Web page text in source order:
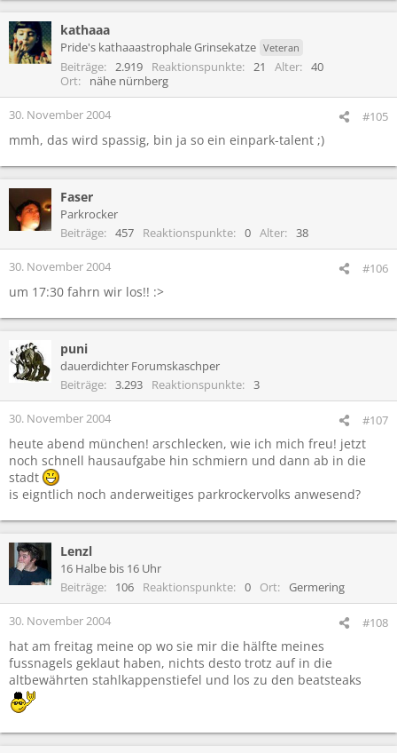
kathaaa
Pride's kathaaastrophale Grinsekatze Veteran
Beiträge 2.919 Reaktionspunkte 21 Alter
40
Ort
nähe nürnberg
30. November 2004 #105
mmh, das wird spassig, bin ja so ein einpark-talent ;)
Faser
Parkrocker
Beiträge
457 Reaktionspunkte 0 Alter 38
30. November 2004 #106
um 17:30 fahrn wir los!! :>
puni
dauerdichter Forumskaschper
Beiträge
3.293 Reaktionspunkte 3
30. November 2004 #107
heute abend münchen! arschlecken, wie ich mich freu! jetzt
noch schnell hausaufgabe hin schmiern und dann ab in die
stadt
is eigntlich noch anderweitiges parkrockervolks anwesend?
Lenzl
16 Halbe bis 16 Uhr
Beiträge
106 Reaktionspunkte 0 Ort Germering
30. November 2004 #108
hat am freitag meine op wo sie mir die hälfte meines
fussnagels geklaut haben, nichts desto trotz auf in die
altbewährten stahlkappenstiefel und los zu den beatsteaks